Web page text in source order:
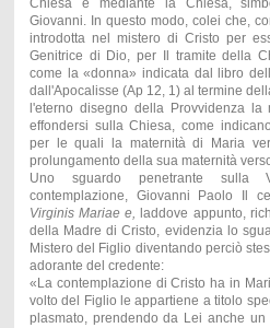
Giovanni. In questo modo, colei che,
introdotta nel mistero di Cristo per
Genitrice di Dio, per Il tramite della
come la «donna» indicata dal libro
dall'Apocalisse (Ap 12, 1) al termine
l'eterno disegno della Provvidenza
effondersi sulla Chiesa, come
per le quali la maternità di Maria
prolungamento della sua maternità
Uno sguardo penetrante sulla
contemplazione, Giovanni Paolo Il
Virginis Mariae e, laddove appunto,
della Madre di Cristo, evidenzia lo
Mistero del Figlio diventando perciò
adorante del credente:
«La contemplazione di Cristo ha in
volto del Figlio le appartiene a titolo
plasmato, prendendo da Lei anche